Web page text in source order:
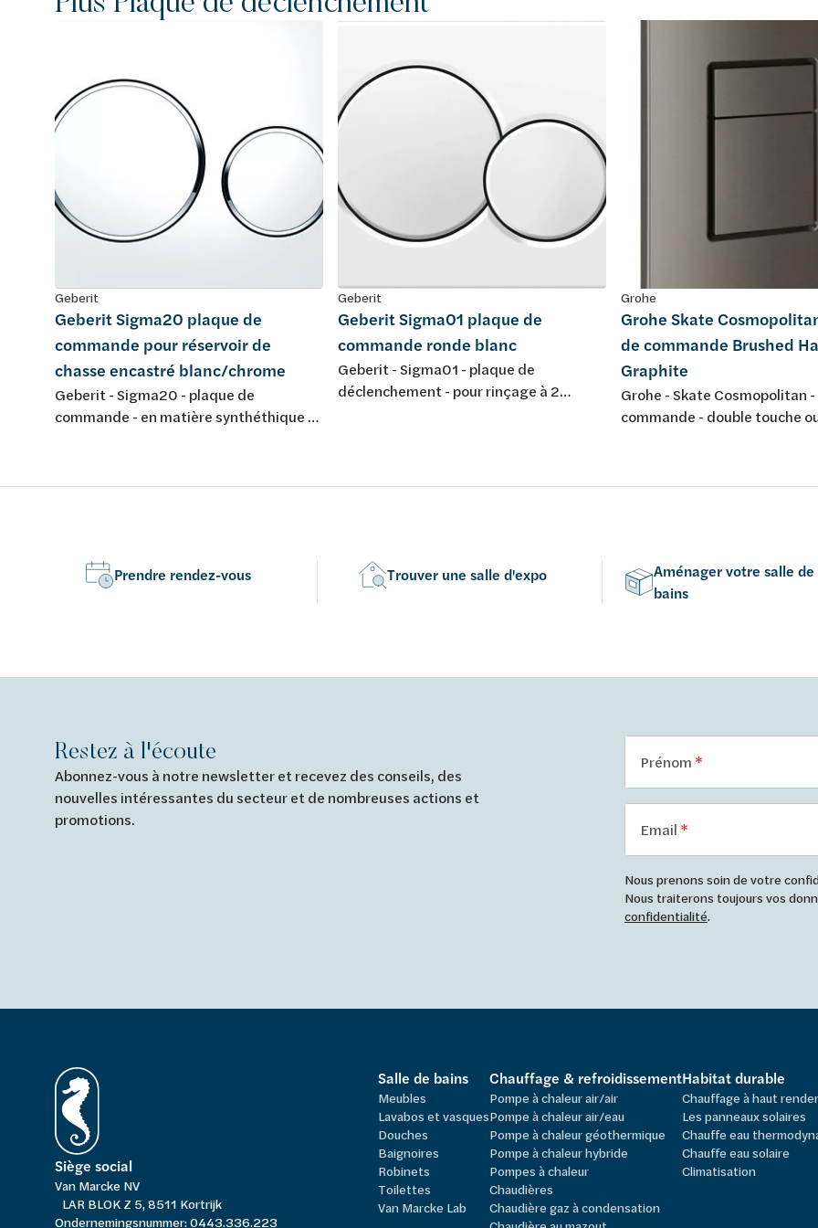
Geberit
Geberit Sigma20 plaque de
commande pour réservoir de
chasse encastré blanc/chrome
Geberit - Sigma20 - plaque de
commande - en matière synthéthique -
Geberit
Geberit Sigma01 plaque de
commande ronde blanc
Geberit - Sigma01 - plaque de
déclenchement - pour rinçage à 2
Grohe
Grohe Skate
de commande Brushed
Graphite
Grohe - Skate Cosmopolitan
commande - double touche
vertical - 156 x 197 mm -
Prendre rendez-vous Trouver une salle d'expo
Aménager votre salle de
bains
Restez à l'écoute
Abonnez-vous à notre newsletter et recevez des conseils, des
nouvelles intéressantes du secteur et de nombreuses actions et
promotions.
Prénom
Email
Nous prenons soin de votre
Nous traiterons toujours vos
confidentialité.
Siège social
Van Marcke NV
LAR BLOK Z 5, 8511 Kortrijk
Ondernemingsnummer: 0443.336.223
Salle de bains
Meubles
Lavabos et vasques
Douches
Baignoires
Robinets
Toilettes
Van Marcke Lab
Chauffage & refroidissement
Pompe à chaleur air/air
Pompe à chaleur air/eau
Pompe à chaleur géothermique
Pompe à chaleur hybride
Pompes à chaleur
Chaudières
Chaudière gaz à condensation
Habitat durable
Chauffage à haut
Les panneaux solaires
Chauffe eau
Chauffe eau solaire
Climatisation